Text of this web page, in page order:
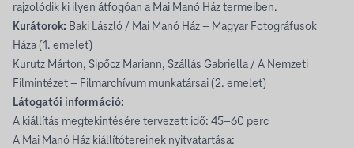
rajzolódik ki ilyen átfogóan a Mai Manó Ház termeiben.
Kurátorok: Baki László / Mai Manó Ház – Magyar Fotográfusok
Háza (1. emelet)
Kurutz Márton, Sipőcz Mariann, Szállás Gabriella / A Nemzeti
Filmintézet – Filmarchívum munkatársai (2. emelet)
Látogatói információ:
A kiállítás megtekintésére tervezett idő: 45–60 perc
A Mai Manó Ház kiállítótereinek nyitvatartása: